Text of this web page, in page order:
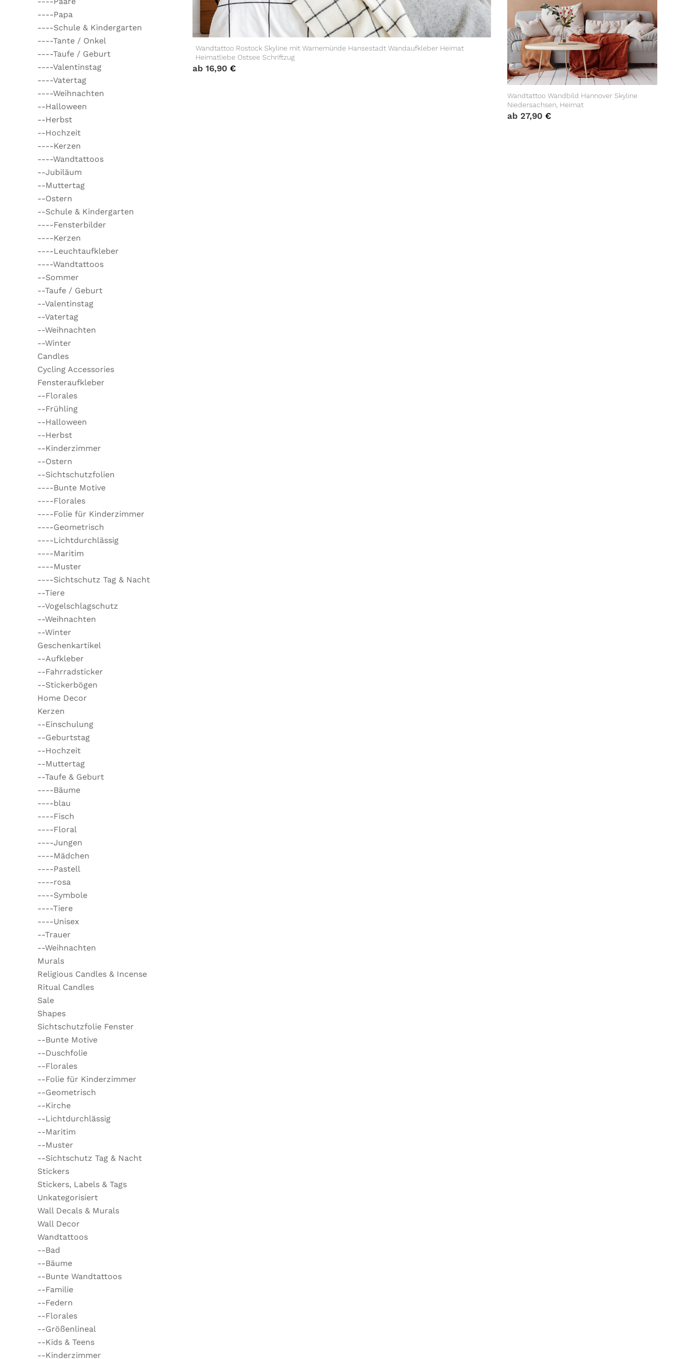
----Papa
----Schule & Kindergarten
----Tante / Onkel
----Taufe / Geburt
----Valentinstag
----Vatertag
----Weihnachten
--Halloween
--Herbst
--Hochzeit
----Kerzen
----Wandtattoos
--Jubiläum
--Muttertag
--Ostern
--Schule & Kindergarten
----Fensterbilder
----Kerzen
----Leuchtaufkleber
----Wandtattoos
--Sommer
--Taufe / Geburt
--Valentinstag
--Vatertag
--Weihnachten
--Winter
Candles
Cycling Accessories
Fensteraufkleber
--Florales
--Frühling
--Halloween
--Herbst
--Kinderzimmer
--Ostern
--Sichtschutzfolien
----Bunte Motive
----Florales
----Folie für Kinderzimmer
----Geometrisch
----Lichtdurchlässig
----Maritim
----Muster
----Sichtschutz Tag & Nacht
--Tiere
--Vogelschlagschutz
--Weihnachten
--Winter
Geschenkartikel
--Aufkleber
--Fahrradsticker
--Stickerbögen
Home Decor
Kerzen
--Einschulung
--Geburtstag
--Hochzeit
--Muttertag
--Taufe & Geburt
----Bäume
----blau
----Fisch
----Floral
----Jungen
----Mädchen
----Pastell
----rosa
----Symbole
----Tiere
----Unisex
--Trauer
--Weihnachten
Murals
Religious Candles & Incense
Ritual Candles
Sale
Shapes
Sichtschutzfolie Fenster
--Bunte Motive
--Duschfolie
--Florales
--Folie für Kinderzimmer
--Geometrisch
--Kirche
--Lichtdurchlässig
--Maritim
--Muster
--Sichtschutz Tag & Nacht
Stickers
Stickers, Labels & Tags
Unkategorisiert
Wall Decals & Murals
Wall Decor
Wandtattoos
--Bad
--Bäume
--Bunte Wandtattoos
--Familie
--Federn
--Florales
--Größenlineal
--Kids & Teens
--Kinderzimmer
Wandtattoo Rostock Skyline mit Warnemünde Hansestadt Wandaufkleber Heimat
Heimatliebe Ostsee Schriftzug
ab 16,90 €
Wandtattoo Wandbild Hannover Skyline
Niedersachsen, Heimat
ab 27,90 €